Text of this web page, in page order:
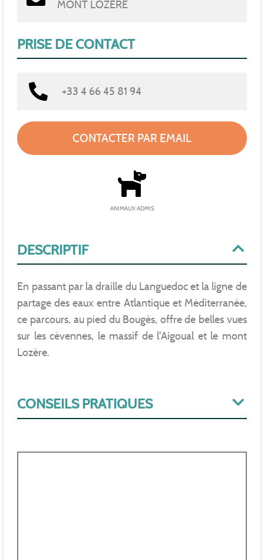
DESCRIPTIF
En passant par la draille du Languedoc et la ligne de
partage des eaux entre Atlantique et Méditerranée,
ce parcours, au pied du Bougès, offre de belles vues
sur les cévennes, le massif de l'Aigoual et le mont
Lozère.
CONSEILS PRATIQUES
MONT LOZERE
PRISE DE CONTACT
+33 4 66 45 81 94
CONTACTER PAR EMAIL
ANIMAUX ADMIS